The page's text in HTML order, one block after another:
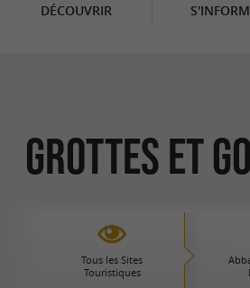
DÉCOUVRIR
Grottes et
Tous les Sites
Touristiques